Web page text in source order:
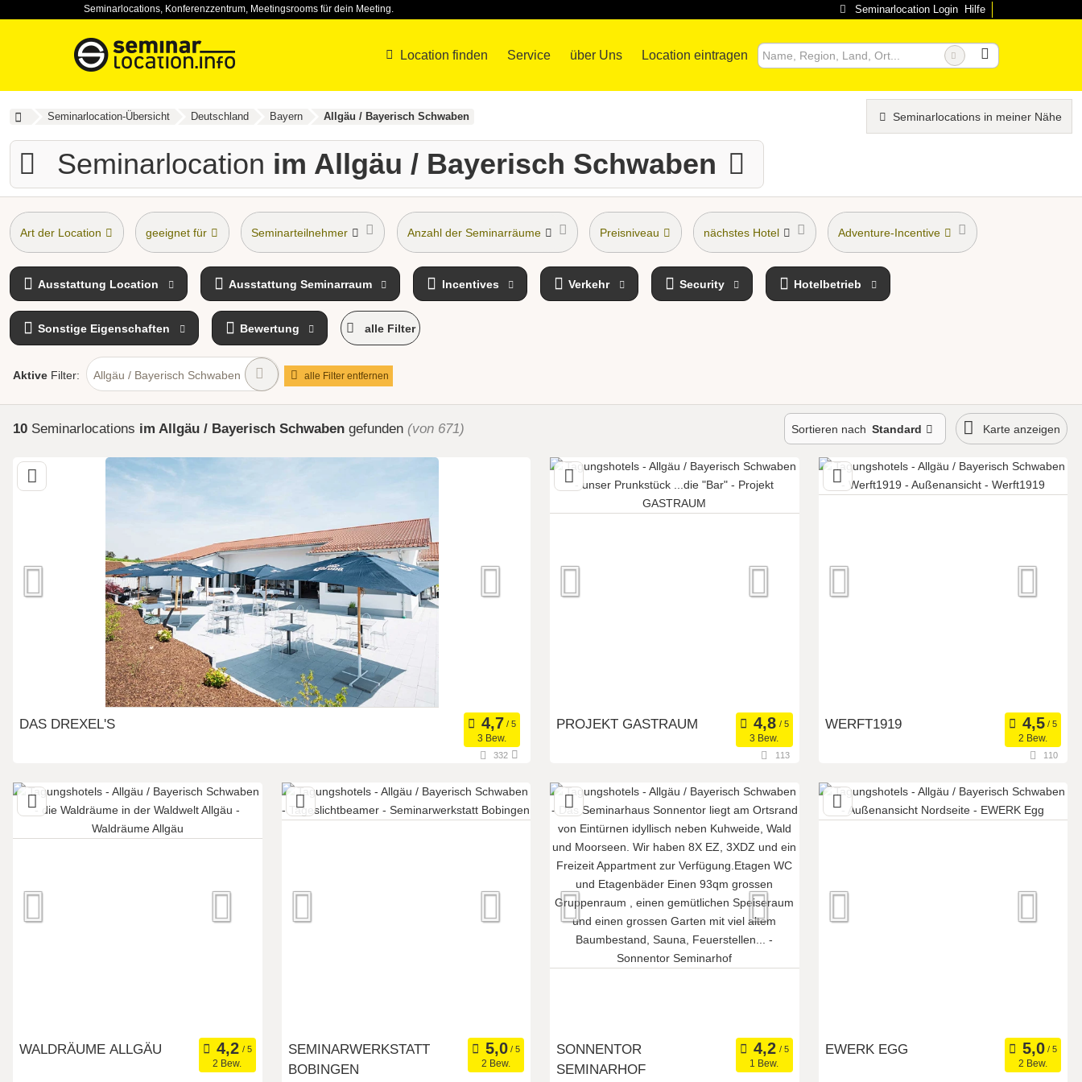
Seminarlocations, Konferenzzentrum, Meetingsrooms für dein Meeting. Seminarlocation Login Hilfe
Location finden Service über Uns Location eintragen
Seminarlocation-Übersicht Deutschland Bayern Allgäu / Bayerisch Schwaben Seminarlocations in meiner Nähe
Seminarlocation im Allgäu / Bayerisch Schwaben
Art der Location geeignet für Seminarteilnehmer Anzahl der Seminarräume Preisniveau nächstes Hotel Adventure-Incentive
Freizeit-Incentive
Ausstattung Location Ausstattung Seminarraum Incentives Verkehr Security Hotelbetrieb
Sonstige Eigenschaften Bewertung alle Filter
Aktive Filter: Allgäu / Bayerisch Schwaben alle Filter entfernen
10 Seminarlocations im Allgäu / Bayerisch Schwaben gefunden (von 671) Sortieren nach Standard Karte anzeigen
DAS DREXEL'S
3 Bew.
Art der Location Seminarteilnehmer
332
PROJEKT GASTRAUM
3 Bew.
Art der Location:
Seminarhotel
Meetingroom
Tagungsstätte
Seminarteilnehmer: 100
113
WERFT1919
2 Bew.
Württemberg, Deutschland
Art der Location:
Meetingroom
110
WALDRÄUME ALLGÄU
2 Bew.
SEMINARWERKSTATT
BOBINGEN
2 Bew.
SONNENTOR
SEMINARHOF
1 Bew.
EWERK EGG
2 Bew.